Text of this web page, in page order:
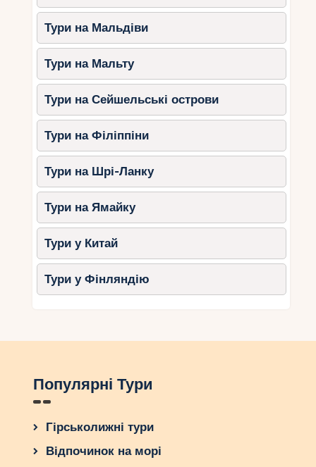
Тури на Мальдіви
Тури на Мальту
Тури на Сейшельські острови
Тури на Філіппіни
Тури на Шрі-Ланку
Тури на Ямайку
Тури у Китай
Тури у Фінляндію
Популярні Тури
Гірськолижні тури
Відпочинок на морі